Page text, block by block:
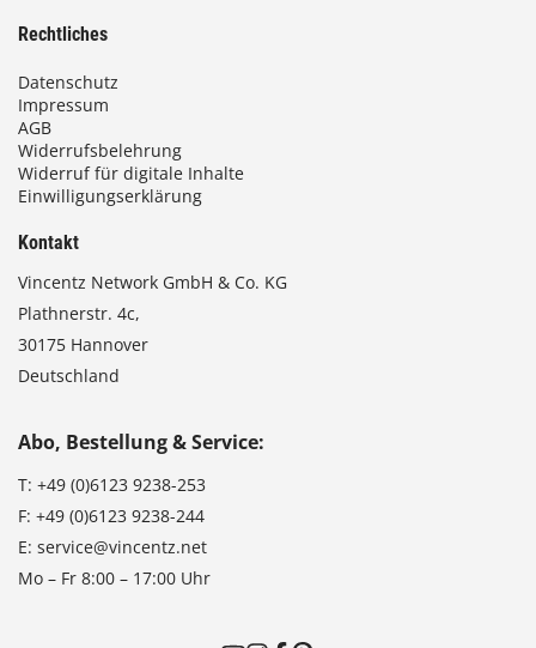
Rechtliches
Datenschutz
Impressum
AGB
Widerrufsbelehrung
Widerruf für digitale Inhalte
Einwilligungserklärung
Kontakt
Vincentz Network GmbH & Co. KG
Plathnerstr. 4c,
30175 Hannover
Deutschland
Abo, Bestellung & Service:
T: +49 (0)6123 9238-253
F: +49 (0)6123 9238-244
E: service@vincentz.net
Mo – Fr 8:00 – 17:00 Uhr